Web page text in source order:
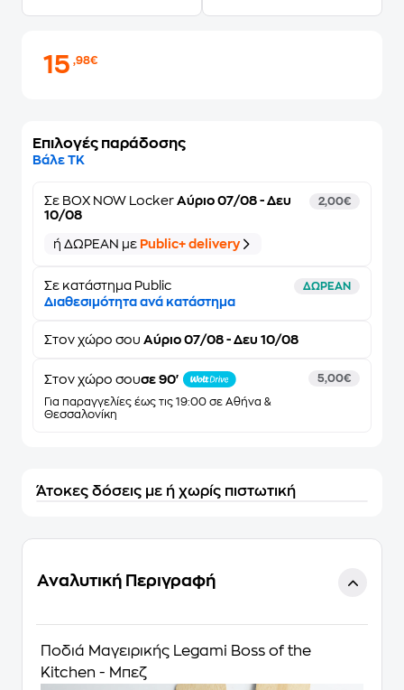
15,98€
Επιλογές παράδοσης
Βάλε ΤΚ
Σε BOX NOW Locker Αύριο 07/08 - Δευ
10/08
2,00€
ή ΔΩΡΕΑΝ με Public+ delivery
Σε κατάστημα Public ΔΩΡΕΑΝ
Διαθεσιμότητα ανά κατάστημα
Στον χώρο σου Αύριο 07/08 - Δευ 10/08
Στον χώρο σουσε 90'
Για παραγγελίες έως τις 19:00 σε Αθήνα &
Θεσσαλονίκη
5,00€
Άτοκες δόσεις με ή χωρίς πιστωτική
Αναλυτική Περιγραφή
Ποδιά Μαγειρικής Legami Boss of the
Kitchen - Μπεζ